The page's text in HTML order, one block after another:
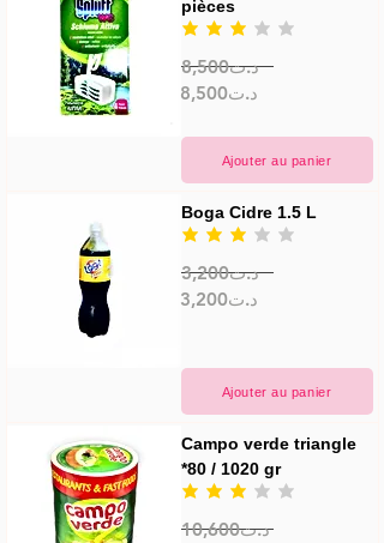
pièces
la note moyenne est 3 sur 5
8,500د.ت
8,500د.ت
Ajouter au panier
Boga Cidre 1.5 L
la note moyenne est 3 sur 5
3,200د.ت
3,200د.ت
Ajouter au panier
Campo verde triangle
*80 / 1020 gr
la note moyenne est 3 sur 5
10,600د.ت